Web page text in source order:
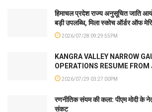
हिमाचल प्रदेश राज्य अनुसूचित जाति
बड़ी उपलब्धि, मिला स्कोच ऑर्डर ऑफ
2026/07/28 09:29:55PM
KANGRA VALLEY NARROW
OPERATIONS RESUME FROM
2026/07/29 03:27:00PM
रणनीतिक संयम की कला: पीएम मोदी के
संकट